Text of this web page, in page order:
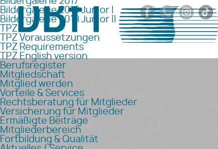
Bildergalerie 2018 Junior I
Bildergalerie 2018 Junior II
TPZ
TPZ Voraussetzungen
TPZ Requirements
TPZ English version
Berufsregister
Mitgliedschaft
Mitglied werden
Vorteile & Services
Rechtsberatung für Mitglieder
Versicherung für Mitglieder
Ermäßigte Beiträge
Mitgliederbereich
Fortbildung & Qualität